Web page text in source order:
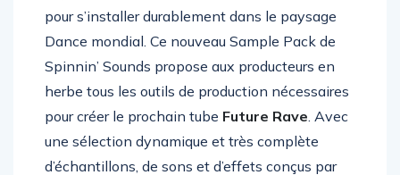
Soyons clairs, laFuture Raveest bien partie
pour s’installer durablement dans le paysage
Dance mondial. Ce nouveau Sample Pack de
Spinnin’ Sounds propose aux producteurs en
herbe tous les outils de production nécessaires
pour créer le prochain tubeFuture Rave. Avec
une sélection dynamique et très complète